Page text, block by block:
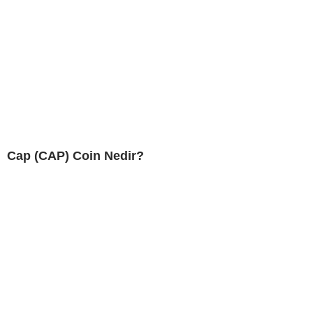
Cap (CAP) Coin Nedir?